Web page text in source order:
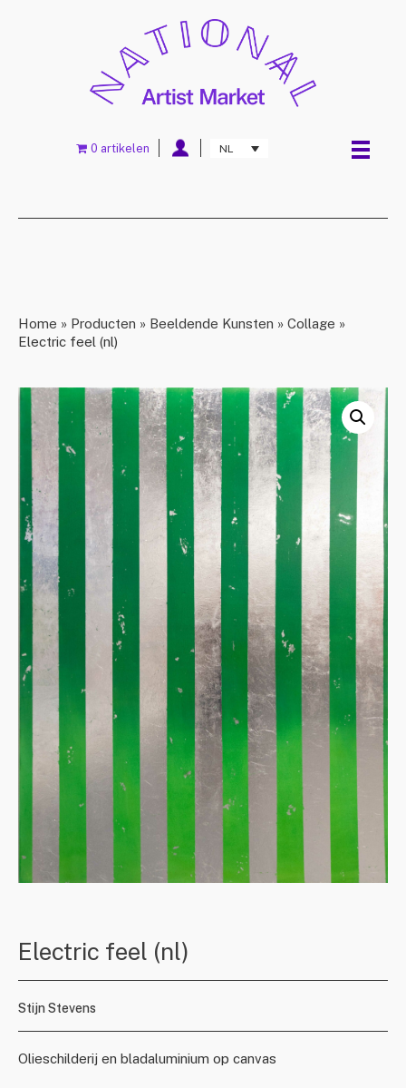
NL
0 artikelen
Home » Producten » Beeldende Kunsten » Collage »
Electric feel (nl)
Electric feel (nl)
Stijn Stevens
Olieschilderij en bladaluminium op canvas